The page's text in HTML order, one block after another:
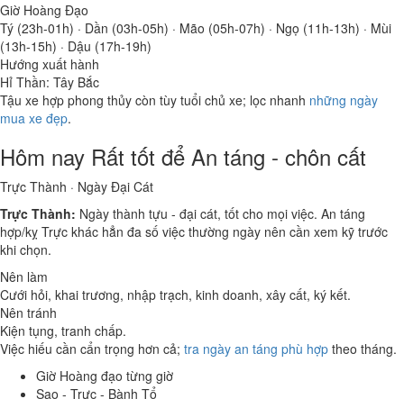
Giờ Hoàng Đạo
Tý (23h-01h) · Dần (03h-05h) · Mão (05h-07h) · Ngọ (11h-13h) · Mùi
(13h-15h) · Dậu (17h-19h)
Hướng xuất hành
Hỉ Thần: Tây Bắc
Tậu xe hợp phong thủy còn tùy tuổi chủ xe; lọc nhanh những ngày
mua xe đẹp.
Hôm nay Rất tốt để An táng - chôn cất
Trực Thành · Ngày Đại Cát
Trực Thành: Ngày thành tựu - đại cát, tốt cho mọi việc. An táng
hợp/kỵ Trực khác hẳn đa số việc thường ngày nên cần xem kỹ trước
khi chọn.
Nên làm
Cưới hỏi, khai trương, nhập trạch, kinh doanh, xây cất, ký kết.
Nên tránh
Kiện tụng, tranh chấp.
Việc hiếu cần cẩn trọng hơn cả; tra ngày an táng phù hợp theo tháng.
Giờ Hoàng đạo từng giờ
Sao - Trực - Bành Tổ